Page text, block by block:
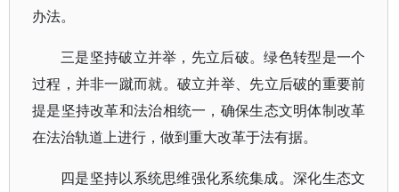
办法。
三是坚持破立并举，先立后破。绿色转型是一个
过程，并非一蹴而就。破立并举、先立后破的重要前
提是坚持改革和法治相统一，确保生态文明体制改革
在法治轨道上进行，做到重大改革于法有据。
四是坚持以系统思维强化系统集成。深化生态文